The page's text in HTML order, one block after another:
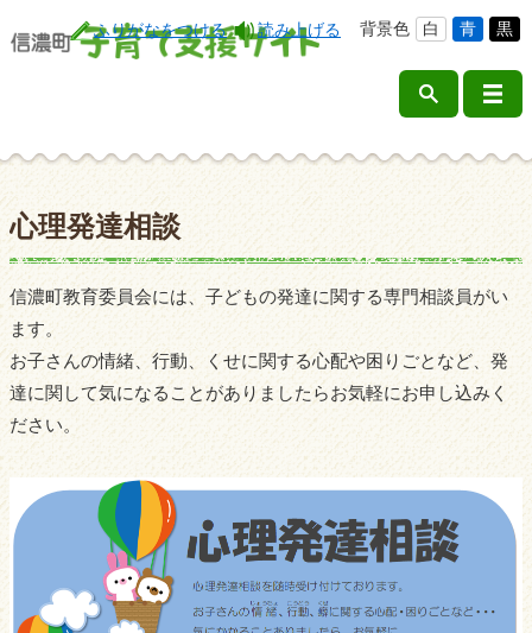
ふりがなをつける 読み上げる 背景色 白 青 黒
心理発達相談
信濃町教育委員会には、子どもの発達に関する専門相談員がい
ます。
お子さんの情緒、行動、くせに関する心配や困りごとなど、発
達に関して気になることがありましたらお気軽にお申し込みく
ださい。